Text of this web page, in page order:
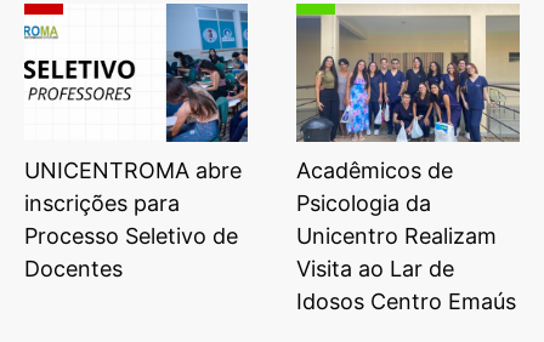
UNICENTROMA abre
inscrições para
Processo Seletivo de
Docentes
Acadêmicos de
Psicologia da
Unicentro Realizam
Visita ao Lar de
Idosos Centro Emaús